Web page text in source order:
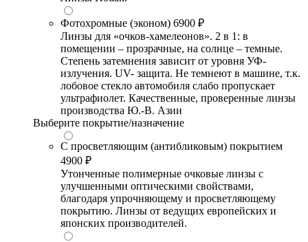
Фотохромные (эконом) 6900 ₽
Линзы для «очков-хамелеонов». 2 в 1: в
помещении – прозрачные, на солнце – темные.
Степень затемнения зависит от уровня УФ-
излучения. UV- защита. Не темнеют в машине, т.к.
лобовое стекло автомобиля слабо пропускает
ультрафиолет. Качественные, проверенные линзы
производства Ю.-В. Азии
Выберите покрытие/назначение
С просветляющим (антибликовым) покрытием
4900 ₽
Утонченные полимерные очковые линзы с
улучшенными оптическими свойствами,
благодаря упрочняющему и просветляющему
покрытию. Линзы от ведущих европейских и
японских производителей.